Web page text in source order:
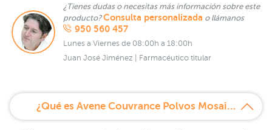
¿Tienes dudas o necesitas más información sobre este
producto?Consulta personalizada o llámanos
950 560 457
Lunes a Viernes de 08:00h a 18:00h
Juan José Jiménez | Farmacéutico titular
¿Qué es Avene Couvrance Polvos Mosaicos Bronceados 9 g?